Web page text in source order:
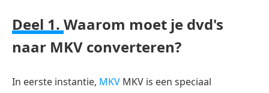
HandBrake
Deel
Hoe
Deel 1. Waarom moet je dvd's
naar MKV converteren?
In eerste instantie, MKV MKV is een speciaal